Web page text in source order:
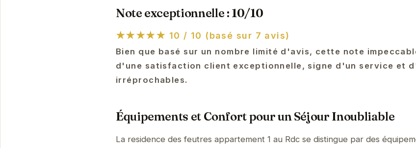
Note exceptionnelle : 10/10
★★★★★ 10 / 10 (basé sur 7 avis)
Bien que basé sur un nombre limité d'avis, cette note
d'une satisfaction client exceptionnelle, signe d'un service et
irréprochables.
Équipements et Confort pour un Séjour Inoubliable
La residence des feutres appartement 1 au Rdc se distingue par des